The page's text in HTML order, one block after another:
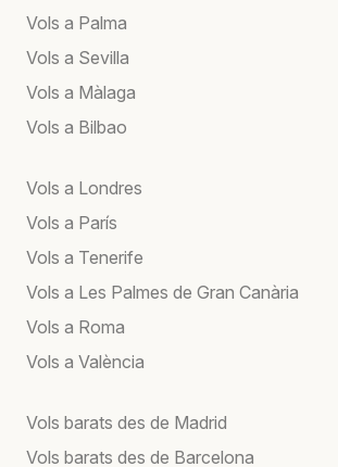
Vols a Palma
Vols a Sevilla
Vols a Màlaga
Vols a Bilbao
Vols a Londres
Vols a París
Vols a Tenerife
Vols a Les Palmes de Gran Canària
Vols a Roma
Vols a València
Vols barats des de Madrid
Vols barats des de Barcelona